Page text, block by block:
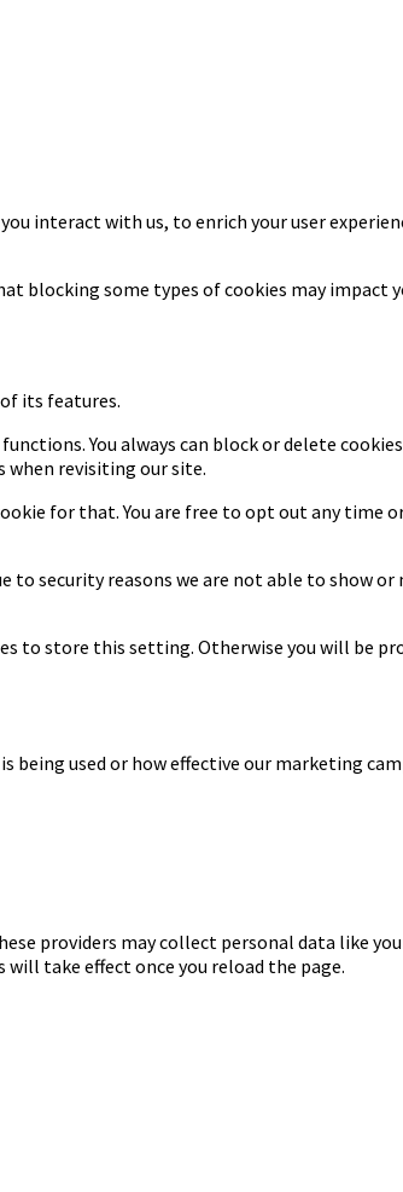
interact with us, to enrich your user
blocking some types of cookies may impact
its features.
You always can block or delete
revisiting our site.
for that. You are free to opt out any time
to security reasons we are not able to show
to store this setting. Otherwise you will be
used or how effective our marketing
providers may collect personal data like
take effect once you reload the page.